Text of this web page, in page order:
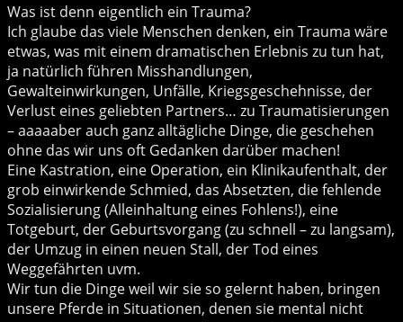
Was ist denn eigentlich ein Trauma?
Ich glaube das viele Menschen denken, ein Trauma wäre
etwas, was mit einem dramatischen Erlebnis zu tun hat,
ja natürlich führen Misshandlungen,
Gewalteinwirkungen, Unfälle, Kriegsgeschehnisse, der
Verlust eines geliebten Partners… zu Traumatisierungen
– aaaaaber auch ganz alltägliche Dinge, die geschehen
ohne das wir uns oft Gedanken darüber machen!
Eine Kastration, eine Operation, ein Klinikaufenthalt, der
grob einwirkende Schmied, das Absetzten, die fehlende
Sozialisierung (Alleinhaltung eines Fohlens!), eine
Totgeburt, der Geburtsvorgang (zu schnell – zu langsam),
der Umzug in einen neuen Stall, der Tod eines
Weggefährten uvm.
Wir tun die Dinge weil wir sie so gelernt haben, bringen
unsere Pferde in Situationen, denen sie mental nicht